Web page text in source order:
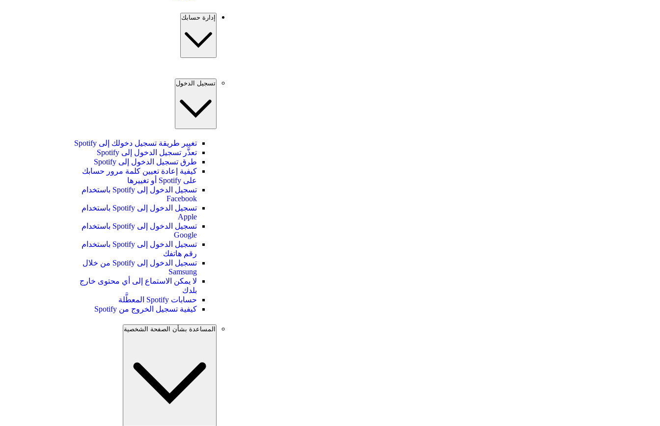
إدارة حسابك
تسجيل الدخول
تغيير طريقة تسجيل دخولك إلى Spotify
تعذَّر تسجيل الدخول إلى Spotify
طرق تسجيل الدخول إلى Spotify
كيفية إعادة تعيين كلمة مرور حسابك
على Spotify أو تغييرها
تسجيل الدخول إلى Spotify باستخدام
Facebook
تسجيل الدخول إلى Spotify باستخدام
Apple
تسجيل الدخول إلى Spotify باستخدام
Google
تسجيل الدخول إلى Spotify باستخدام
رقم هاتفك
تسجيل الدخول إلى Spotify من خلال
Samsung
لا يمكن الاستماع إلى أي محتوى خارج
بلدك
حسابات Spotify المعطَّلة
كيفية تسجيل الخروج من Spotify
المساعدة بشأن الصفحة الشخصية